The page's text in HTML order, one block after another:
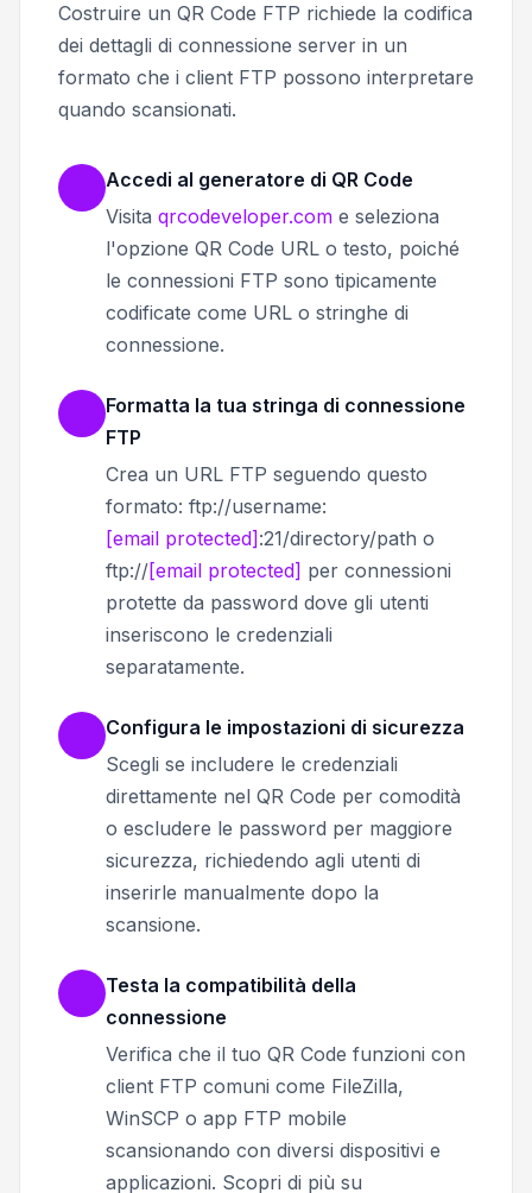
Costruire un QR Code FTP richiede la codifica
dei dettagli di connessione server in un
formato che i client FTP possono interpretare
quando scansionati.
Accedi al generatore di QR Code
Visita qrcodeveloper.com e seleziona
l'opzione QR Code URL o testo, poiché
le connessioni FTP sono tipicamente
codificate come URL o stringhe di
connessione.
Formatta la tua stringa di connessione
FTP
Crea un URL FTP seguendo questo
formato: ftp://username:
[email protected] :21/directory/path o
ftp://[email protected] per connessioni
protette da password dove gli utenti
inseriscono le credenziali
separatamente.
Configura le impostazioni di sicurezza
Scegli se includere le credenziali
direttamente nel QR Code per comodità
o escludere le password per maggiore
sicurezza, richiedendo agli utenti di
inserirle manualmente dopo la
scansione.
Testa la compatibilità della
connessione
Verifica che il tuo QR Code funzioni con
client FTP comuni come FileZilla,
WinSCP o app FTP mobile
scansionando con diversi dispositivi e
applicazioni. Scopri di più su